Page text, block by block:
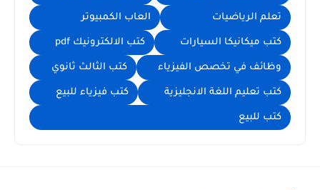
تعلم الرياضيات العاب الكمبيوتر
كتب ميكانيكا السيارات كتب الالكترونيك pdf
وظائف في تخصص الفيزياء كتب الثالث ثانوي
كتب تعليم اللغة الانجليزية كتب فيزياء للبيع
كتب للبيع